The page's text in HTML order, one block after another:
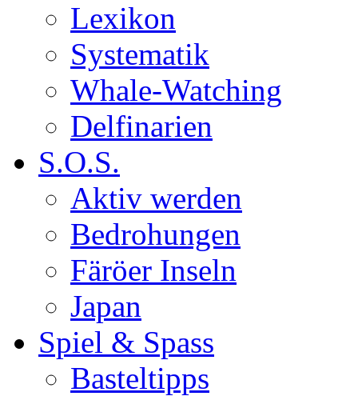
Lexikon
Systematik
Whale-Watching
Delfinarien
S.O.S.
Aktiv werden
Bedrohungen
Färöer Inseln
Japan
Spiel & Spass
Basteltipps